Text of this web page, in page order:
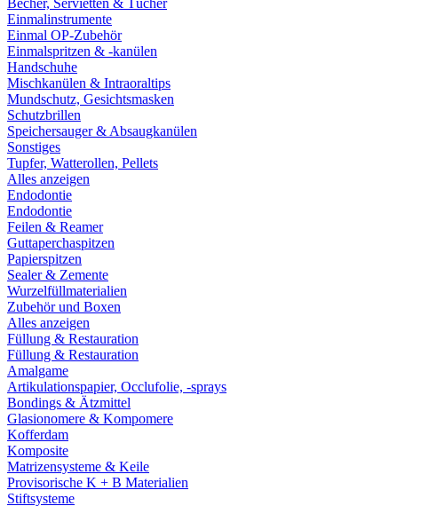
Becher, Servietten & Tücher
Einmalinstrumente
Einmal OP-Zubehör
Einmalspritzen & -kanülen
Handschuhe
Mischkanülen & Intraoraltips
Mundschutz, Gesichtsmasken
Schutzbrillen
Speichersauger & Absaugkanülen
Sonstiges
Tupfer, Watterollen, Pellets
Alles anzeigen
Endodontie
Endodontie
Feilen & Reamer
Guttaperchaspitzen
Papierspitzen
Sealer & Zemente
Wurzelfüllmaterialien
Zubehör und Boxen
Alles anzeigen
Füllung & Restauration
Füllung & Restauration
Amalgame
Artikulationspapier, Occlufolie, -sprays
Bondings & Ätzmittel
Glasionomere & Kompomere
Kofferdam
Komposite
Matrizensysteme & Keile
Provisorische K + B Materialien
Stiftsysteme